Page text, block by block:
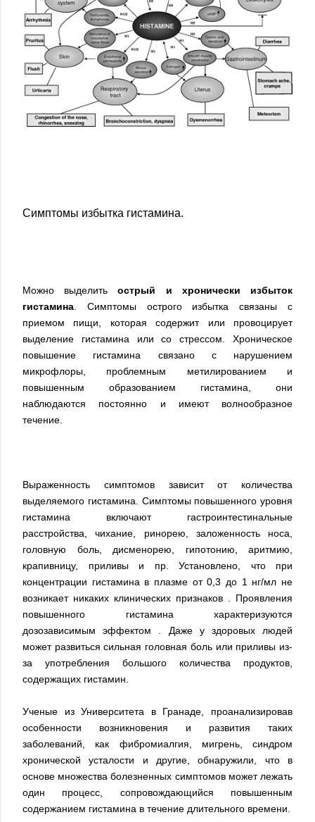
Симптомы избытка гистамина.
Можно выделитьострый и хронически избыток
гистамина . Симптомы острого избытка связаны с
приемом пищи, которая содержит или провоцирует
выделение гистамина или со стрессом. Хроническое
повышение гистамина связано с нарушением
микрофлоры, проблемным метилированием и
повышенным образованием гистамина, они
наблюдаются постоянно и имеют волнообразное
течение.
Выраженность симптомов зависит от количества
выделяемого гистамина. Симптомы повышенного уровня
гистамина включают гастроинтестинальные
расстройства, чихание, ринорею, заложенность носа,
головную боль, дисменорею, гипотонию, аритмию,
крапивницу, приливы и пр. Установлено, что при
концентрации гистамина в плазме от 0,3 до 1 нг/мл не
возникает никаких клинических признаков . Проявления
повышенного гистамина характеризуются
дозозависимым эффектом . Даже у здоровых людей
может развиться сильная головная боль или приливы из-
за употребления большого количества продуктов,
содержащих гистамин.
Ученые из Университета в Гранаде, проанализировав
особенности возникновения и развития таких
заболеваний, как фибромиалгия, мигрень, синдром
хронической усталости и другие, обнаружили, что в
основе множества болезненных симптомов может лежать
один процесс, сопровождающийся повышенным
содержанием гистамина в течение длительного времени.